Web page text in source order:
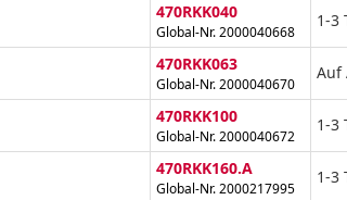
470RKK040
Global-Nr. 2000040668
1-3
470RKK063
Global-Nr. 2000040670
Auf
470RKK100
Global-Nr. 2000040672
1-3
470RKK160.A
Global-Nr. 2000217995
1-3